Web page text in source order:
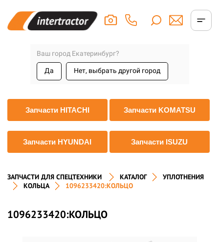
Ваш город Екатеринбург?
Да Нет, выбрать другой город
Запчасти HITACHI Запчасти KOMATSU
Запчасти HYUNDAI Запчасти ISUZU
ЗАПЧАСТИ ДЛЯ СПЕЦТЕХНИКИ КАТАЛОГ
УПЛОТНЕНИЯ
КОЛЬЦА
1096233420:КОЛЬЦО
1096233420:КОЛЬЦО